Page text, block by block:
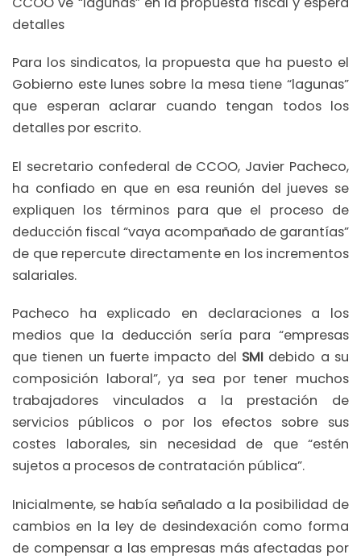
detalles
Para los sindicatos, la propuesta que ha puesto el
Gobierno este lunes sobre la mesa tiene “lagunas”
que esperan aclarar cuando tengan todos los
detalles por escrito.
El secretario confederal de CCOO, Javier Pacheco,
ha confiado en que en esa reunión del jueves se
expliquen los términos para que el proceso de
deducción fiscal “vaya acompañado de garantías”
de que repercute directamente en los incrementos
salariales.
Pacheco ha explicado en declaraciones a los
medios que la deducción sería para “empresas
que tienen un fuerte impacto del SMI debido a su
composición laboral”, ya sea por tener muchos
trabajadores vinculados a la prestación de
servicios públicos o por los efectos sobre sus
costes laborales, sin necesidad de que “estén
sujetos a procesos de contratación pública”.
Inicialmente, se había señalado a la posibilidad de
cambios en la ley de desindexación como forma
de compensar a las empresas más afectadas por